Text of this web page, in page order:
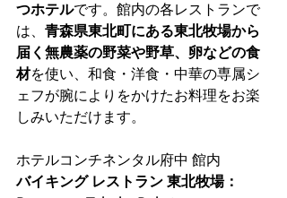
つホテルです。館内の各レストランで
は、 青森県東北町にある東北牧場から
届く無農薬の野菜や野草、卵などの食
材を使い、和食・洋食・中華の専属シ
ェフが腕によりをかけたお料理をお楽
しみいただけます。
ホテルコンチネンタル府中 館内
バイキング レストラン 東北牧場：